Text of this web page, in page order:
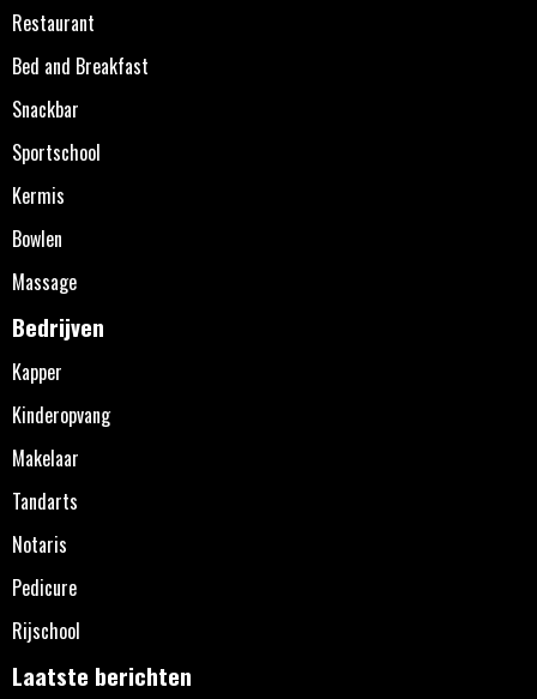
Restaurant
Bed and Breakfast
Snackbar
Sportschool
Kermis
Bowlen
Massage
Bedrijven
Kapper
Kinderopvang
Makelaar
Tandarts
Notaris
Pedicure
Rijschool
Laatste berichten